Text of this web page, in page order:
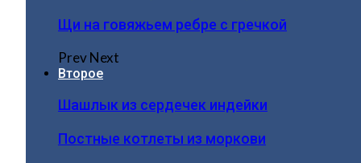
Щи на говяжьем ребре с гречкой
PrevNext
Второе
Шашлык из сердечек индейки
Постные котлеты из моркови